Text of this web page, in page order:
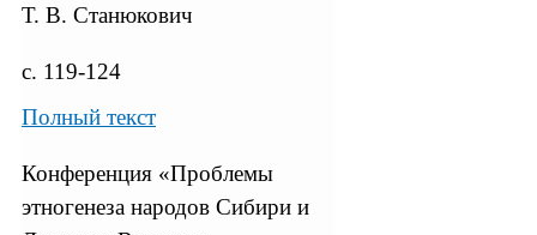
Т. В. Станюкович
с. 119-124
Полный текст
Конференция «Проблемы
этногенеза народов Сибири и